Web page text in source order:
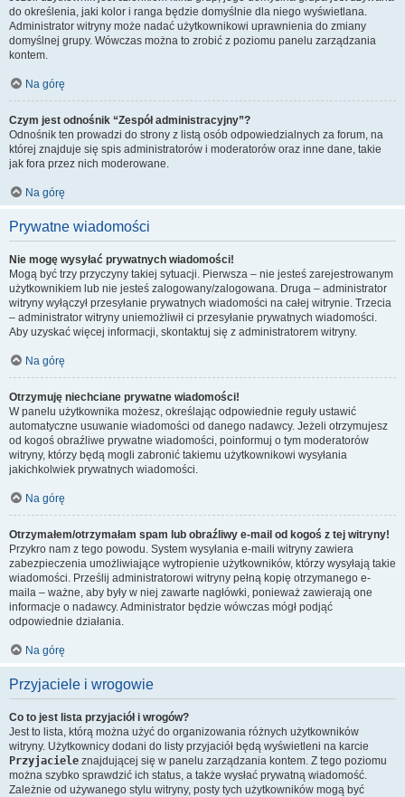
do określenia, jaki kolor i ranga będzie domyślnie dla niego wyświetlana.
Administrator witryny może nadać użytkownikowi uprawnienia do zmiany
domyślnej grupy. Wówczas można to zrobić z poziomu panelu zarządzania
kontem.
Na górę
Czym jest odnośnik “Zespół administracyjny”?
Odnośnik ten prowadzi do strony z listą osób odpowiedzialnych za forum, na
której znajduje się spis administratorów i moderatorów oraz inne dane, takie
jak fora przez nich moderowane.
Na górę
Prywatne wiadomości
Nie mogę wysyłać prywatnych wiadomości!
Mogą być trzy przyczyny takiej sytuacji. Pierwsza – nie jesteś zarejestrowanym
użytkownikiem lub nie jesteś zalogowany/zalogowana. Druga – administrator
witryny wyłączył przesyłanie prywatnych wiadomości na całej witrynie. Trzecia
– administrator witryny uniemożliwił ci przesyłanie prywatnych wiadomości.
Aby uzyskać więcej informacji, skontaktuj się z administratorem witryny.
Na górę
Otrzymuję niechciane prywatne wiadomości!
W panelu użytkownika możesz, określając odpowiednie reguły ustawić
automatyczne usuwanie wiadomości od danego nadawcy. Jeżeli otrzymujesz
od kogoś obraźliwe prywatne wiadomości, poinformuj o tym moderatorów
witryny, którzy będą mogli zabronić takiemu użytkownikowi wysyłania
jakichkolwiek prywatnych wiadomości.
Na górę
Otrzymałem/otrzymałam spam lub obraźliwy e-mail od kogoś z tej witryny!
Przykro nam z tego powodu. System wysyłania e-maili witryny zawiera
zabezpieczenia umożliwiające wytropienie użytkowników, którzy wysyłają takie
wiadomości. Prześlij administratorowi witryny pełną kopię otrzymanego e-
maila – ważne, aby były w niej zawarte nagłówki, ponieważ zawierają one
informacje o nadawcy. Administrator będzie wówczas mógł podjąć
odpowiednie działania.
Na górę
Przyjaciele i wrogowie
Co to jest lista przyjaciół i wrogów?
Jest to lista, którą można użyć do organizowania różnych użytkowników
witryny. Użytkownicy dodani do listy przyjaciół będą wyświetleni na karcie
Przyjaciele znajdującej się w panelu zarządzania kontem. Z tego poziomu
można szybko sprawdzić ich status, a także wysłać prywatną wiadomość.
Zależnie od używanego stylu witryny, posty tych użytkowników mogą być